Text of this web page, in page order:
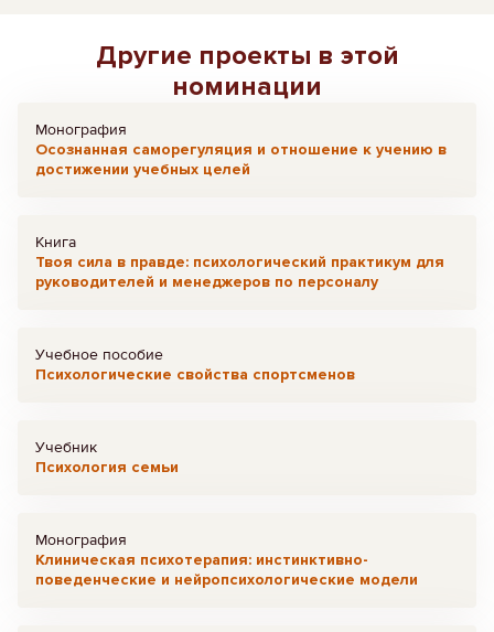
Другие проекты в этой
номинации
Монография
Осознанная саморегуляция и отношение к учению в
достижении учебных целей
Книга
Твоя сила в правде: психологический практикум для
руководителей и менеджеров по персоналу
Учебное пособие
Психологические свойства спортсменов
Учебник
Психология семьи
Монография
Клиническая психотерапия: инстинктивно-
поведенческие и нейропсихологические модели